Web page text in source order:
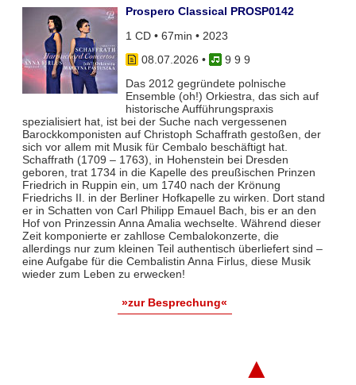
Prospero Classical PROSP0142
1 CD • 67min • 2023
08.07.2026 •
9 9 9
Das 2012 gegründete polnische
Ensemble (oh!) Orkiestra, das sich auf
historische Aufführungspraxis
spezialisiert hat, ist bei der Suche nach vergessenen
Barockkomponisten auf Christoph Schaffrath gestoßen, der
sich vor allem mit Musik für Cembalo beschäftigt hat.
Schaffrath (1709 – 1763), in Hohenstein bei Dresden
geboren, trat 1734 in die Kapelle des preußischen Prinzen
Friedrich in Ruppin ein, um 1740 nach der Krönung
Friedrichs II. in der Berliner Hofkapelle zu wirken. Dort stand
er in Schatten von Carl Philipp Emauel Bach, bis er an den
Hof von Prinzessin Anna Amalia wechselte. Während dieser
Zeit komponierte er zahllose Cembalokonzerte, die
allerdings nur zum kleinen Teil authentisch überliefert sind –
eine Aufgabe für die Cembalistin Anna Firlus, diese Musik
wieder zum Leben zu erwecken!
»zur Besprechung«
▲